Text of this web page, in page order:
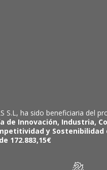
S.L, ha sido beneficiaria del
de Innovación, Industria,
y Sostenibilidad
172.883,15€